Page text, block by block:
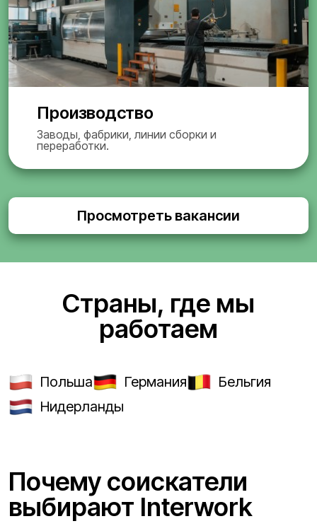
Производство
Заводы, фабрики, линии сборки и
переработки.
Просмотреть вакансии
Страны, где мы
работаем
Польша Германия
Бельгия
Нидерланды
Почему соискатели
выбирают Interwork